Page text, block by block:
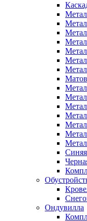
Ондувилла